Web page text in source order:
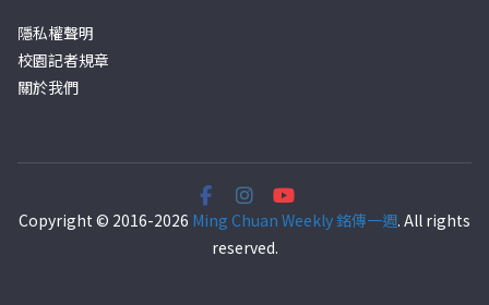
隱私權聲明
校園記者規章
關於我們
Copyright © 2016-2026 Ming Chuan Weekly 銘傳一週. All rights
reserved.